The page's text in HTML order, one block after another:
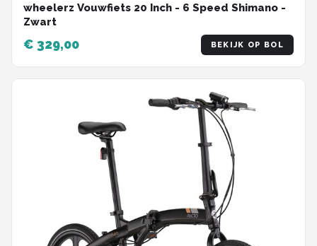
wheelerz Vouwfiets 20 Inch - 6 Speed Shimano -
Zwart
€ 329,00 BEKIJK OP BOL